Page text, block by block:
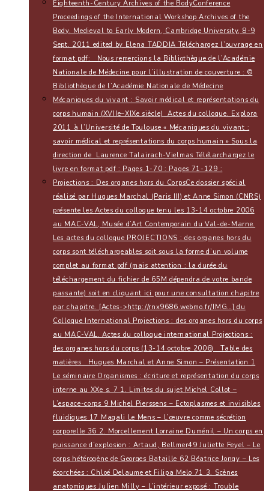
Eighteenth-Century Archives of the BodyConference
Proceedings of the International Workshop Archives of the
Body. Medieval to Early Modern, Cambridge University, 8-9
Sept. 2011 edited by Elena TADDIA Téléchargez l’ouvrage en
format pdf: Nous remercions la Bibliothèque de l’Académie
Nationale de Médecine pour l’illustration de couverture : ©
Bibliothèque de l’Académie Nationale de Médecine
Mécaniques du vivant : Savoir médical et représentations du
corps humain (XVIIe–XIXe siècle) Actes du colloque. Explora
2011 à l’Université de Toulouse « Mécaniques du vivant :
savoir médical et représentations du corps humain » Sous la
direction de Laurence Talairach-Vielmas Télélarchargez le
livre en format pdf : Pages 1-70 : Pages 71-129 :
Projections : Des organes hors du CorpsCe dossier spécial
réalisé par Hugues Marchal (Paris III) et Anne Simon (CNRS)
présente les Actes du colloque tenu les 13-14 octobre 2006
au MAC-VAL, Musée d’Art Contemporain du Val-de-Marne.
Les actes du colloque PROJECTIONS : des organes hors du
corps sont téléchargeables soit sous la forme d’un volume
complet au format pdf (mais attention : la durée du
téléchargement du fichier de 65M dépendra de votre bande
passante) soit en cliquant ici pour une consultation chapitre
par chapitre. [Actes->http://rnx9686.webmo.fr/IMG…] du
Colloque International Projections : des organes hors du corps
au MAC-VAL. Actes du colloque international Projections :
des organes hors du corps (13-14 octobre 2006) Table des
matières Hugues Marchal et Anne Simon – Présentation 1
Le séminaire Organismes : écriture et représentation du corps
interne au XXe s. 7 1. Limites du sujet Michel Collot –
L’espace-corps 9 Michel Pierssens – Ectoplasmes et invisibles
fluidiques 17 Magali Le Mens – L’œuvre comme sécrétion
corporelle 36 2. Morcellement Lorraine Duménil – Un corps en
puissance d’explosion : Artaud, Bellmer49 Juliette Feyel – Le
corps hétérogène de Georges Bataille 62 Béatrice Jongy – Les
écorchées : Chloé Delaume et Filipa Melo 71 3. Scènes
anatomiques Julien Milly – L’intérieur exposé : Trouble